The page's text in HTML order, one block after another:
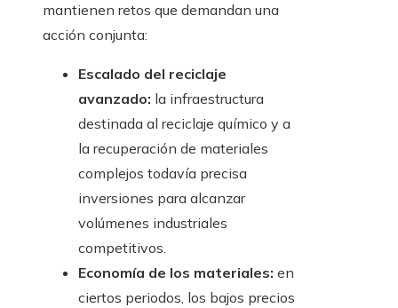
mantienen retos que demandan una
acción conjunta:
Escalado del reciclaje
avanzado: la infraestructura
destinada al reciclaje químico y a
la recuperación de materiales
complejos todavía precisa
inversiones para alcanzar
volúmenes industriales
competitivos.
Economía de los materiales: en
ciertos periodos, los bajos precios